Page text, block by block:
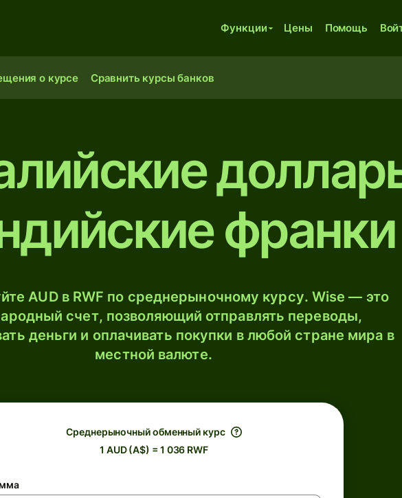
Функции Цены Помощь
о курсе Сравнить курсы банков
франки
AUD в RWF по среднерыночному курсу. Wise — это
счет, позволяющий отправлять переводы,
деньги и оплачивать покупки в любой стране мира в
местной валюте.
Среднерыночный обменный курс
1 AUD (A$) = 1 036 RWF